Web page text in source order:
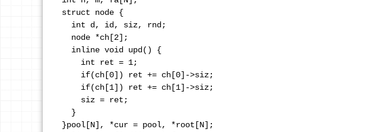
struct node {
  int d, id, siz, rnd;
  node *ch[2];
  inline void upd() {
    int ret = 1;
    if(ch[0]) ret += ch[0]->siz;
    if(ch[1]) ret += ch[1]->siz;
    siz = ret;
  }
}pool[N], *cur = pool, *root[N];